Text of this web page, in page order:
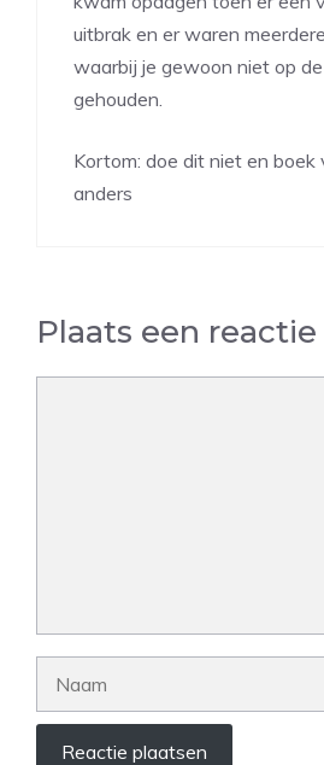
uitbrak en er waren
waarbij je gewoon niet op
gehouden.
Kortom: doe dit niet en boek
anders
Plaats een reactie